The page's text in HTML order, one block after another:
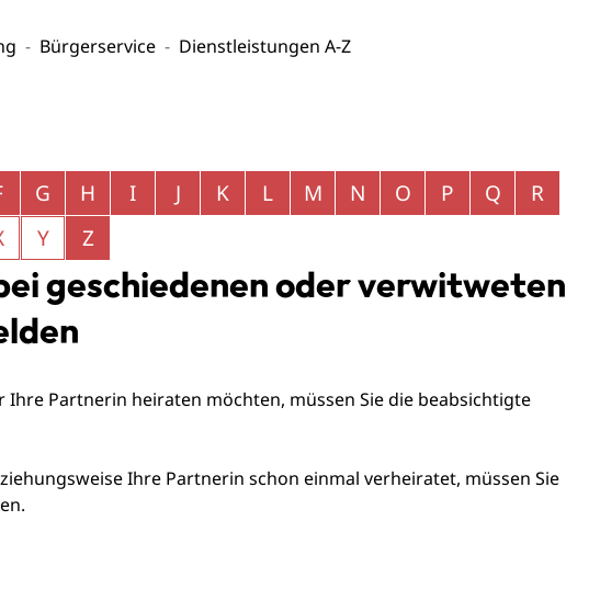
Bürgerservice Dienstleistungen A-Z
G H I J K L M N O P Q
R
Y Z
geschiedenen oder verwitweten
Ihre Partnerin heiraten möchten, müssen Sie die beabsichtigte
Ihre Partnerin schon einmal verheiratet, müssen Sie